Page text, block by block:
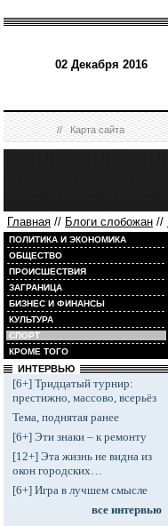
02 Декабря 2016
//Карта сайта
Главная // Блоги слобожан //
ПОЛИТИКА И ЭКОНОМИКА
ОБЩЕСТВО
ПРОИСШЕСТВИЯ
ЗАГРАНИЦА
БИЗНЕС И ФИНАНСЫ
КУЛЬТУРА
СПОРТ
КРОМЕ ТОГО
ИНТЕРВЬЮ
[6+] Тридцатый турнир:
престижно, массово, всерьёз
Тема, поднятая ранее
[6+] Эти знаки – к ремонту
[12+] Эта жизнь не видна из
окон городских…
[6+] Игра в лучшем смысле
все интервью